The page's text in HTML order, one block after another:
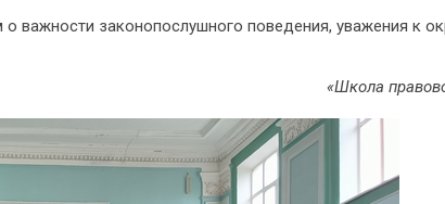
важности законопослушного поведения, уважения к
«Школа